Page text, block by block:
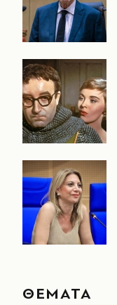
ΘΕΜΑΤΑ